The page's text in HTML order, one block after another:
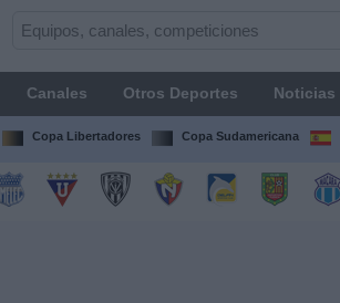
Canales Otros Deportes Noticias
Copa Libertadores Copa Sudamericana